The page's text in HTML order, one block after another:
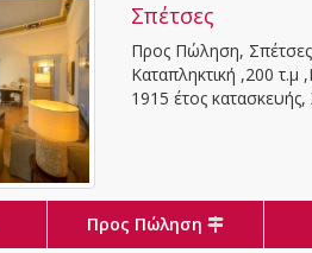
Σπέτσες
Προς Πώληση,
Καταπληκτική ,200
1915 έτος κατασκευής,
Προς Πώληση